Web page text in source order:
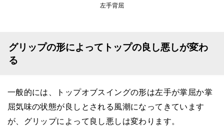
左手背屈
グリップの形によってトップの良し悪しが変わ
る
一般的には、トップオブスイングの形は左手が掌屈か掌
屈気味の状態が良しとされる風潮になってきています
が、グリップによって良し悪しは変わります。